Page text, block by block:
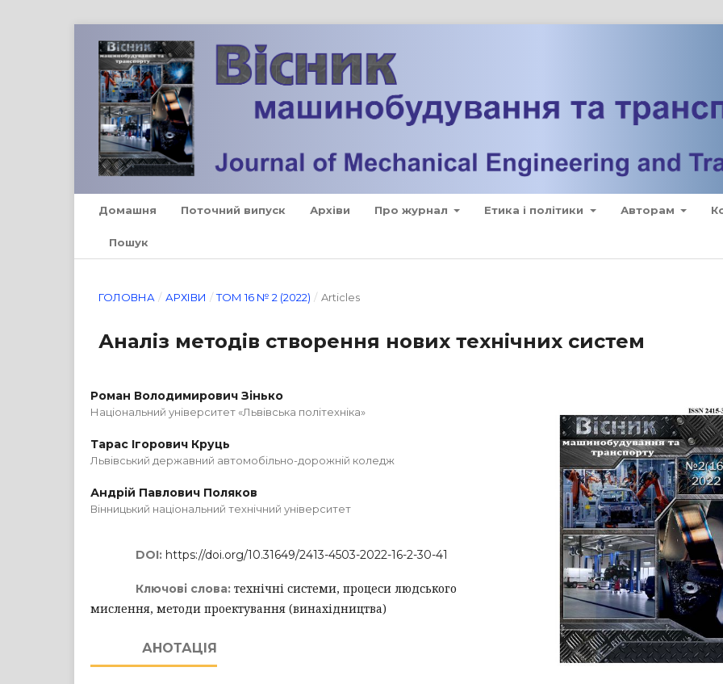
Домашня Поточний випуск Архіви Про журнал Етика і політики Авторам
Пошук
ГОЛОВНА / АРХІВИ / ТОМ 16 № 2 (2022) / Articles
Аналіз методів створення нових технічних систем
Роман Володимирович Зінько
Національний університет «Львівська політехніка»
Тарас Ігорович Круць
Львівський державний автомобільно-дорожній коледж
Андрій Павлович Поляков
Вінницький національний технічний університет
DOI: https://doi.org/10.31649/2413-4503-2022-16-2-30-41
Ключові слова: технічні системи, процеси людського
мислення, методи проектування (винахідництва)
АНОТАЦІЯ